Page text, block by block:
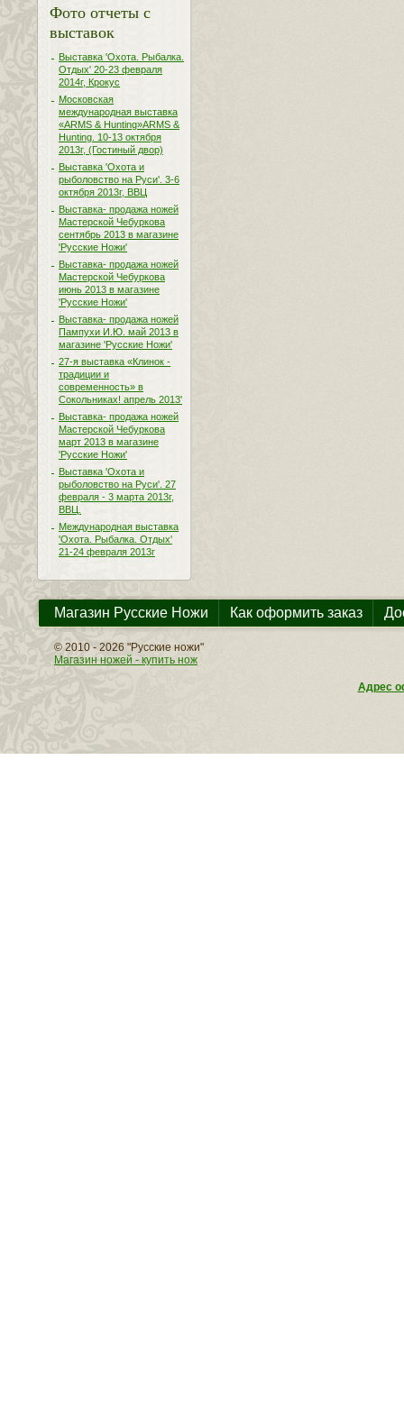
Фото отчеты с
выставок
Выставка 'Охота. Рыбалка.
Отдых' 20-23 февраля
2014г, Крокус
Московская
международная выставка
«ARMS & Hunting»ARMS &
Hunting. 10-13 октября
2013г, (Гостиный двор)
Выставка 'Охота и
рыболовство на Руси'. 3-6
октября 2013г, ВВЦ
Выставка- продажа ножей
Мастерской Чебуркова
сентябрь 2013 в магазине
'Русские Ножи'
Выставка- продажа ножей
Мастерской Чебуркова
июнь 2013 в магазине
'Русские Ножи'
Выставка- продажа ножей
Пампухи И.Ю. май 2013 в
магазине 'Русские Ножи'
27-я выставка «Клинок -
традиции и
современность» в
Сокольниках! апрель 2013'
Выставка- продажа ножей
Мастерской Чебуркова
март 2013 в магазине
'Русские Ножи'
Выставка 'Охота и
рыболовство на Руси'. 27
февраля - 3 марта 2013г,
ВВЦ.
Международная выставка
'Охота. Рыбалка. Отдых'
21-24 февраля 2013г
Магазин Русские Ножи Как оформить заказ
© 2010 - 2026 "Русские ножи"
Магазин ножей - купить нож
Адрес